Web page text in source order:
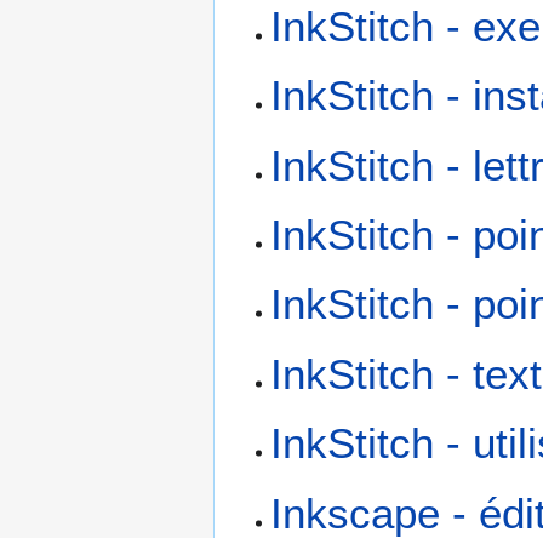
InkStitch -
InkStitch -
InkStitch -
InkStitch -
InkStitch -
InkStitch -
InkStitch -
Inkscape -